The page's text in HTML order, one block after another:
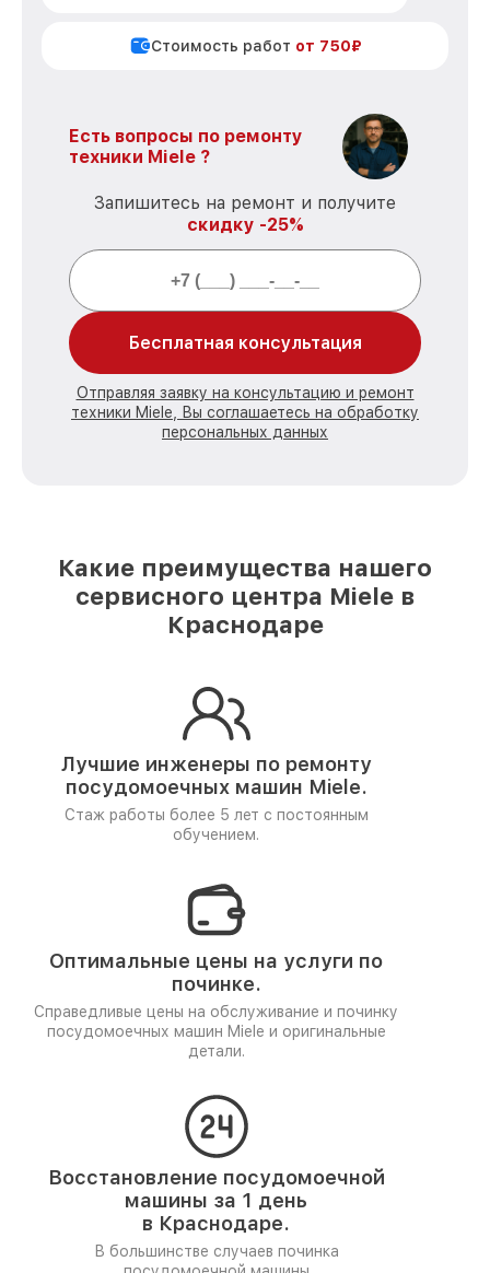
Стоимость работ от 750₽
Есть вопросы по ремонту
техники Miele ?
Запишитесь на ремонт и получите
скидку -25%
Бесплатная консультация
Отправляя заявку на консультацию и ремонт
техники Miele, Вы соглашаетесь на обработку
персональных данных
Какие преимущества нашего
сервисного центра Miele в
Краснодаре
Лучшие инженеры по ремонту
посудомоечных машин Miele.
Стаж работы более 5 лет с постоянным
обучением.
Оптимальные цены на услуги по
починке.
Справедливые цены на обслуживание и починку
посудомоечных машин Miele и оригинальные
детали.
Восстановление посудомоечной
машины за 1 день
в Краснодаре.
В большинстве случаев починка